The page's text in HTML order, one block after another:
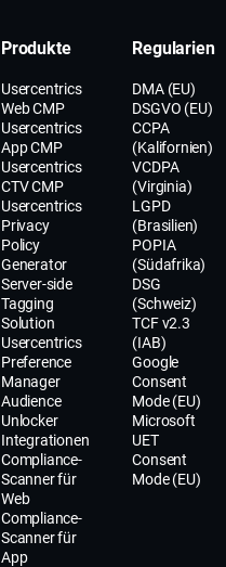
Produkte
Usercentrics
Web CMP
Usercentrics
App CMP
Usercentrics
CTV CMP
Usercentrics
Privacy
Policy
Generator
Server-side
Tagging
Solution
Usercentrics
Preference
Manager
Audience
Unlocker
Integrationen
Compliance-
Scanner für
Web
Compliance-
Scanner für
App
Regularien
DMA (EU)
DSGVO (EU)
CCPA
(Kalifornien)
VCDPA
(Virginia)
LGPD
(Brasilien)
POPIA
(Südafrika)
DSG
(Schweiz)
TCF v2.3
(IAB)
Google
Consent
Mode (EU)
Microsoft
UET
Consent
Mode (EU)